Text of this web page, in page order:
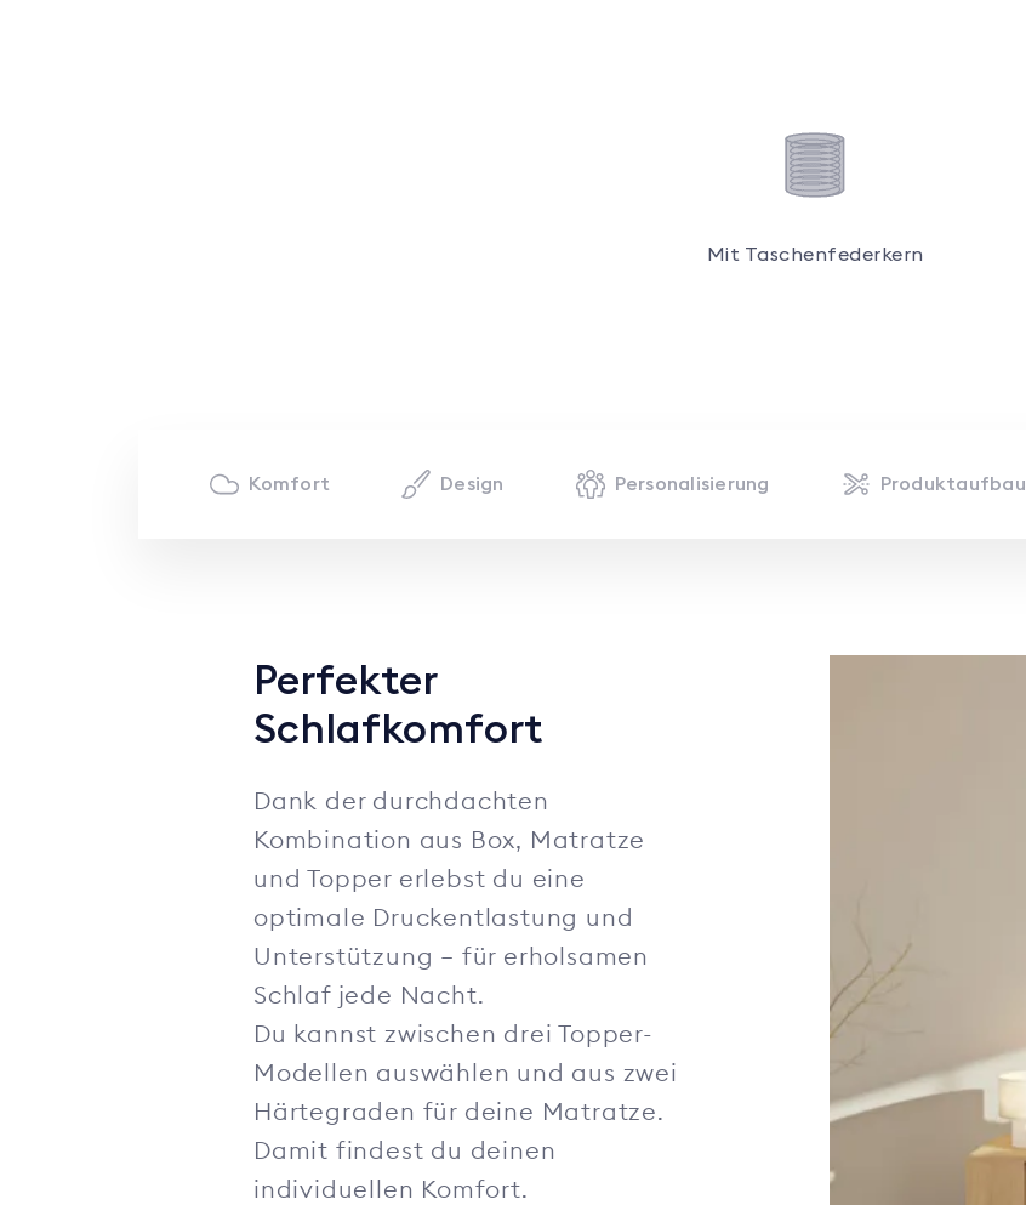
Mit Taschenfederkern
Komfort Design Personalisierung Produktaufbau
Perfekter
Schlafkomfort
Dank der durchdachten
Kombination aus Box, Matratze
und Topper erlebst du eine
optimale Druckentlastung und
Unterstützung – für erholsamen
Schlaf jede Nacht.
Du kannst zwischen drei Topper-
Modellen auswählen und aus zwei
Härtegraden für deine Matratze.
Damit findest du deinen
individuellen Komfort.